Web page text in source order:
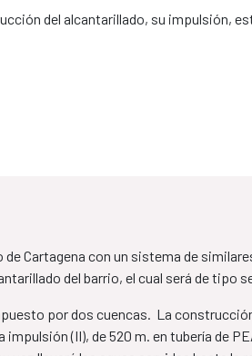
del alcantarillado, su impulsión,
Cartagena con un sistema de
del barrio, el cual será de tipo
por dos cuencas. La
(II), de 520 m. en tubería de